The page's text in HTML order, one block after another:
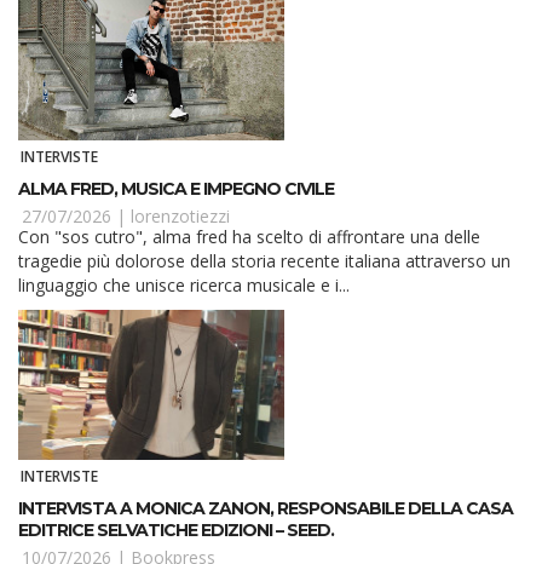
INTERVISTE
ALMA FRED, MUSICA E IMPEGNO CIVILE
27/07/2026 | lorenzotiezzi
Con "sos cutro", alma fred ha scelto di affrontare una delle
tragedie più dolorose della storia recente italiana attraverso un
linguaggio che unisce ricerca musicale e i...
INTERVISTE
INTERVISTA A MONICA ZANON, RESPONSABILE DELLA CASA
EDITRICE SELVATICHE EDIZIONI – SEED.
10/07/2026 | Bookpress